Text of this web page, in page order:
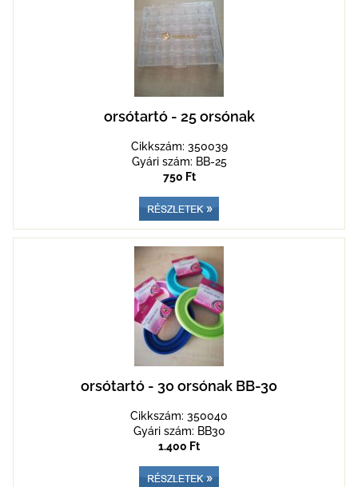
orsótartó - 25 orsónak
Cikkszám: 350039
Gyári szám: BB-25
750 Ft
orsótartó - 30 orsónak BB-30
Cikkszám: 350040
Gyári szám: BB30
1.400 Ft